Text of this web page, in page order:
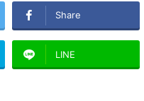
Share
LINE